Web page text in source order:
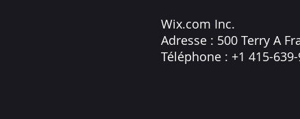
Wix.com Inc.
Adresse : 500 Terry A
Téléphone : +1 415-